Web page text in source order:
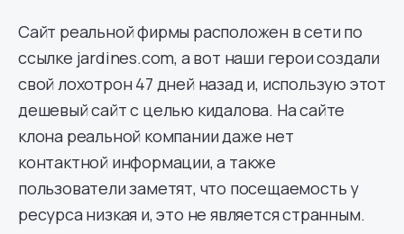
Сайт реальной фирмы расположен в сети по
ссылке jardines.com, а вот наши герои создали
свой лохотрон 47 дней назад и, использую этот
дешевый сайт с целью кидалова. На сайте
клона реальной компании даже нет
контактной информации, а также
пользователи заметят, что посещаемость у
ресурса низкая и, это не является странным.